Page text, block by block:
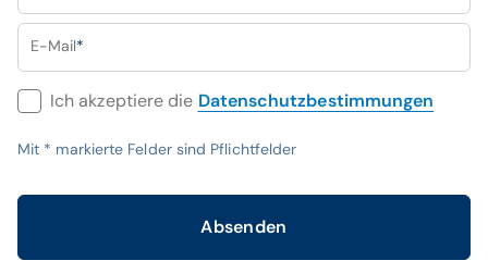
E-Mail*
Ich akzeptiere die Datenschutzbestimmungen
Mit * markierte Felder sind Pflichtfelder
Absenden